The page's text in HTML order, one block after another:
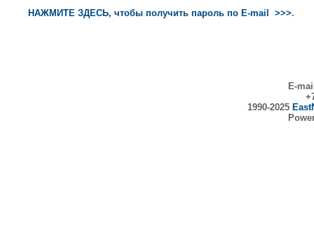
НАЖМИТЕ ЗДЕСЬ, чтобы получить пароль по E-mail >>>.
E-
1990-2025